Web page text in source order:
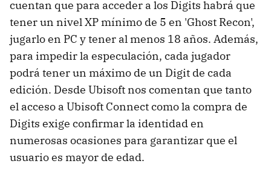
cuentan que para acceder a los Digits habrá que
tener un nivel XP mínimo de 5 en 'Ghost Recon',
jugarlo en PC y tener al menos 18 años. Además,
para impedir la especulación, cada jugador
podrá tener un máximo de un Digit de cada
edición. Desde Ubisoft nos comentan que tanto
el acceso a Ubisoft Connect como la compra de
Digits exige confirmar la identidad en
numerosas ocasiones para garantizar que el
usuario es mayor de edad.